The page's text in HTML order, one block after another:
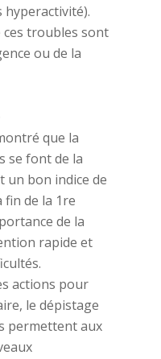
hyperactivité).
troubles sont
ou de la
que la
se font de la
un bon indice de
fin de la 1re
de la
rapide et
actions pour
le dépistage
permettent aux